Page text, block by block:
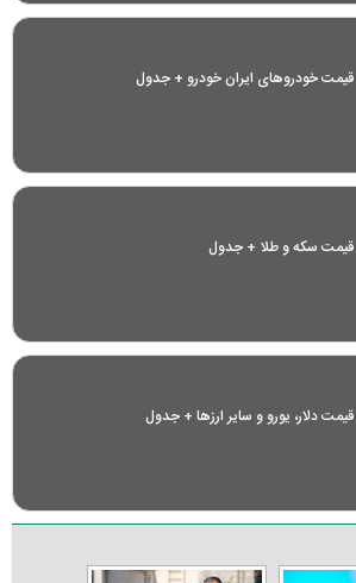
قیمت خودرو‌های ایران خودرو + جدول
قیمت سکه و طلا + جدول
قیمت دلار، یورو و سایر ارز‌ها + جدول